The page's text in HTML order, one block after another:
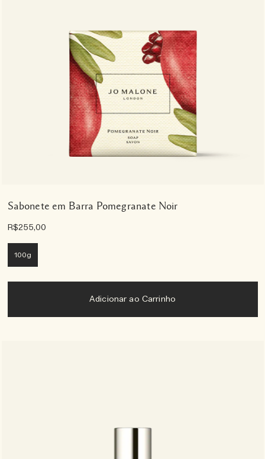
Sabonete em Barra Pomegranate Noir
R$255,00
100g
Adicionar ao Carrinho